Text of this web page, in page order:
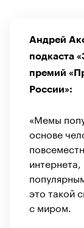
Андрей
подкаста
премий
России»:
«Мемы
основе
это такой
с миром.